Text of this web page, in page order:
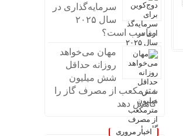
سرمایه‌گذاری در
سال ۲۰۲۵
مناسب است؟
مهان می‌خواهد
روزانه حداقل
شش میلیون
مترمکعب از مصرف گاز را
کاهش دهد
اخبار مروری